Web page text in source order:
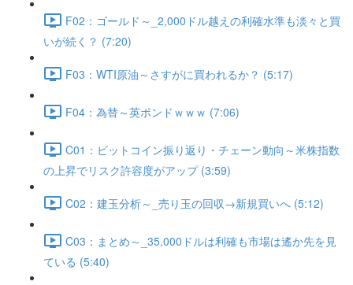
F02：ゴールド～_2,000ドル越えの利確水準も淡々と買
いが続く？ (7:20)
F03：WTI原油～さすがに買われるか？ (5:17)
F04：為替～英ポンドｗｗｗ (7:06)
C01：ビットコイン振り返り・チェーン動向～米株指数
の上昇でリスク許容度がアップ (3:59)
C02：建玉分析～_売り玉の回収→新規買いへ (5:12)
C03：まとめ～_35,000ドルは利確も市場は遙か先を見
ている (5:40)